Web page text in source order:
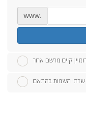
www.
קיים מרשם אחר
שרתי השמות בהתאם